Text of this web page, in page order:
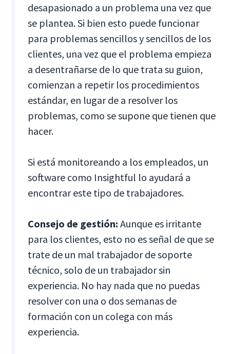
desapasionado a un problema una vez que
se plantea. Si bien esto puede funcionar
para problemas sencillos y sencillos de los
clientes, una vez que el problema empieza
a desentrañarse de lo que trata su guion,
comienzan a repetir los procedimientos
estándar, en lugar de a resolver los
problemas, como se supone que tienen que
hacer.
Si está monitoreando a los empleados, un
software como Insightful lo ayudará a
encontrar este tipo de trabajadores.
Consejo de gestión: Aunque es irritante
para los clientes, esto no es señal de que se
trate de un mal trabajador de soporte
técnico, solo de un trabajador sin
experiencia. No hay nada que no puedas
resolver con una o dos semanas de
formación con un colega con más
experiencia.